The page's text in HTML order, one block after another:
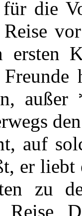
die
auf
er liebt
zu